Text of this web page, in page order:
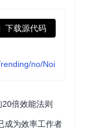
下载源代码
no/Noi
倍效能法则
成为效率工作者